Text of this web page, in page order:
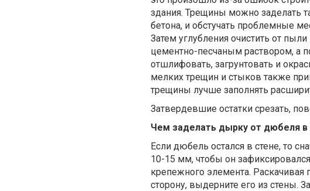
здания. Трещины можно заделать
бетона, и обстучать проблемные
Затем углубления очистить от
цементно-песчаным раствором, а
отшлифовать, загрунтовать и
мелких трещин и стыков также
трещины лучше заполнять
Затвердевшие остатки срезать,
Чем заделать дырку от дюбеля в
Если дюбель остался в стене, то
10-15 мм, чтобы он
крепежного элемента.
сторону, выдерните его из стены.